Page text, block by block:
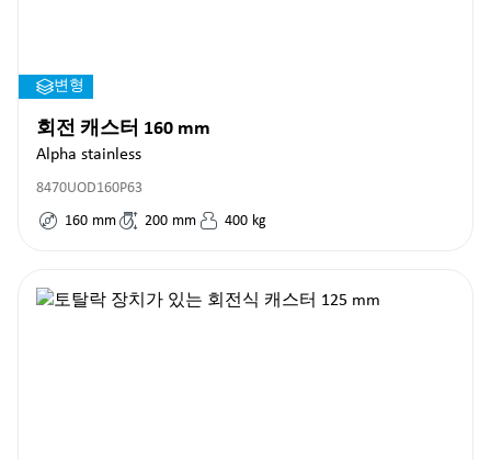
변형
회전 캐스터 160 mm
Alpha stainless
8470UOD160P63
160 mm 200 mm 400 kg